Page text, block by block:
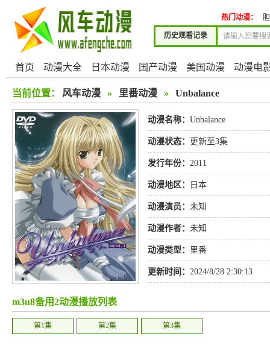
历史观看记录
热门动漫：
首页 动漫大全 日本动漫 国产动漫 美国动漫 动漫电
当前位置： 风车动漫 » 里番动漫 » Unbalance
动漫名称： Unbalance
动漫状态： 更新至3集
发行年份： 2011
动漫地区： 日本
动漫演员： 未知
动漫作者： 未知
动漫类型： 里番
更新时间： 2024/8/28 2:30:13
m3u8备用2动漫播放列表
第1集 第2集 第3集